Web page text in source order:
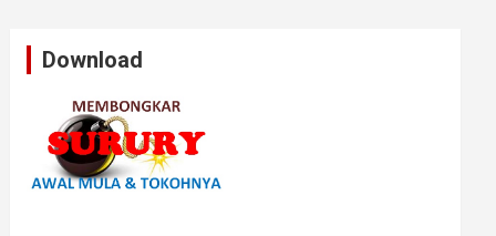
Download